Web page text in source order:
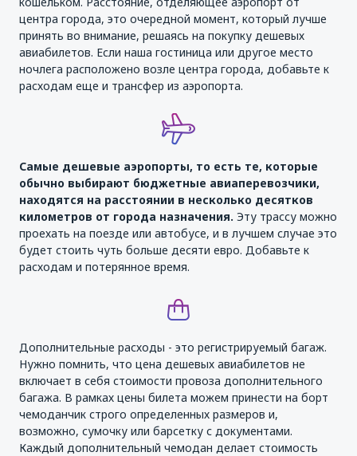
центра города, это очередной момент, который лучше
принять во внимание, решаясь на покупку дешевых
авиабилетов. Если наша гостиница или другое место
ночлега расположено возле центра города, добавьте к
расходам еще и трансфер из аэропорта.
Самые дешевые аэропорты, то есть те, которые
обычно выбирают бюджетные авиаперевозчики,
находятся на расстоянии в несколько десятков
километров от города назначения. Эту трассу можно
проехать на поезде или автобусе, и в лучшем случае это
будет стоить чуть больше десяти евро. Добавьте к
расходам и потерянное время.
Дополнительные расходы - это регистрируемый багаж.
Нужно помнить, что цена дешевых авиабилетов не
включает в себя стоимости провоза дополнительного
багажа. В рамках цены билета можем принести на борт
чемоданчик строго определенных размеров и,
возможно, сумочку или барсетку с документами.
Каждый дополнительный чемодан делает стоимость